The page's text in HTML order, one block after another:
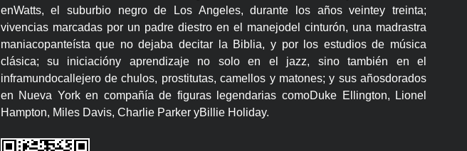
enWatts, el suburbio negro de Los Angeles, durante los años veintey treinta;
vivencias marcadas por un padre diestro en el manejodel cinturón, una madrastra
maniacopanteísta que no dejaba decitar la Biblia, y por los estudios de música
clásica; su iniciacióny aprendizaje no solo en el jazz, sino también en el
inframundocallejero de chulos, prostitutas, camellos y matones; y sus añosdorados
en Nueva York en compañía de figuras legendarias comoDuke Ellington, Lionel
Hampton, Miles Davis, Charlie Parker yBillie Holiday.